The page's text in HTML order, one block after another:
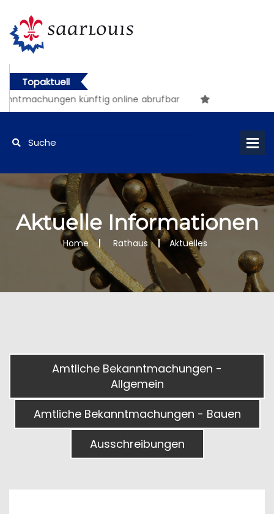
Topaktuell
künftig online abrufbar
Aktuelle Informationen
Home Rathaus Aktuelles
Amtliche Bekanntmachungen -
Allgemein
Amtliche Bekanntmachungen - Bauen
Ausschreibungen